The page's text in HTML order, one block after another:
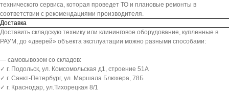
технического сервиса, которая проведет ТО и плановые ремонты в
соответствии с рекомендациями производителя.
Доставка
Доставить складскую технику или клининговое оборудование, купленные в
РАУМ, до «дверей» объекта эксплуатации можно разными способами:
— самовывозом со складов:
✓ г. Подольск, ул. Комсомольская д1, строение 51А
✓ г. Санкт-Петербург, ул. Маршала Блюхера, 78Б
✓ г. Краснодар, ул.Тихорецкая 8/1